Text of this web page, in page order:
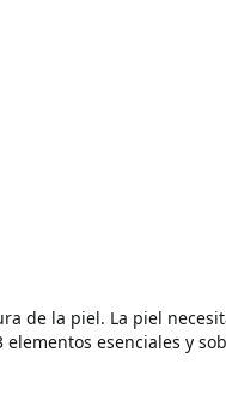
de la piel. La piel
esenciales y